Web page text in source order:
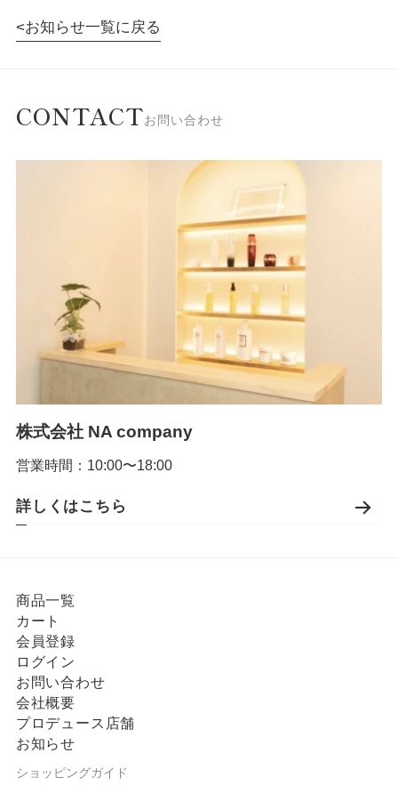
お知らせ一覧に戻る
CONTACTお問い合わせ
株式会社 NA company
営業時間：10:00〜18:00
詳しくはこちら
商品一覧
カート
会員登録
ログイン
お問い合わせ
会社概要
プロデュース店舗
お知らせ
ショッピングガイド